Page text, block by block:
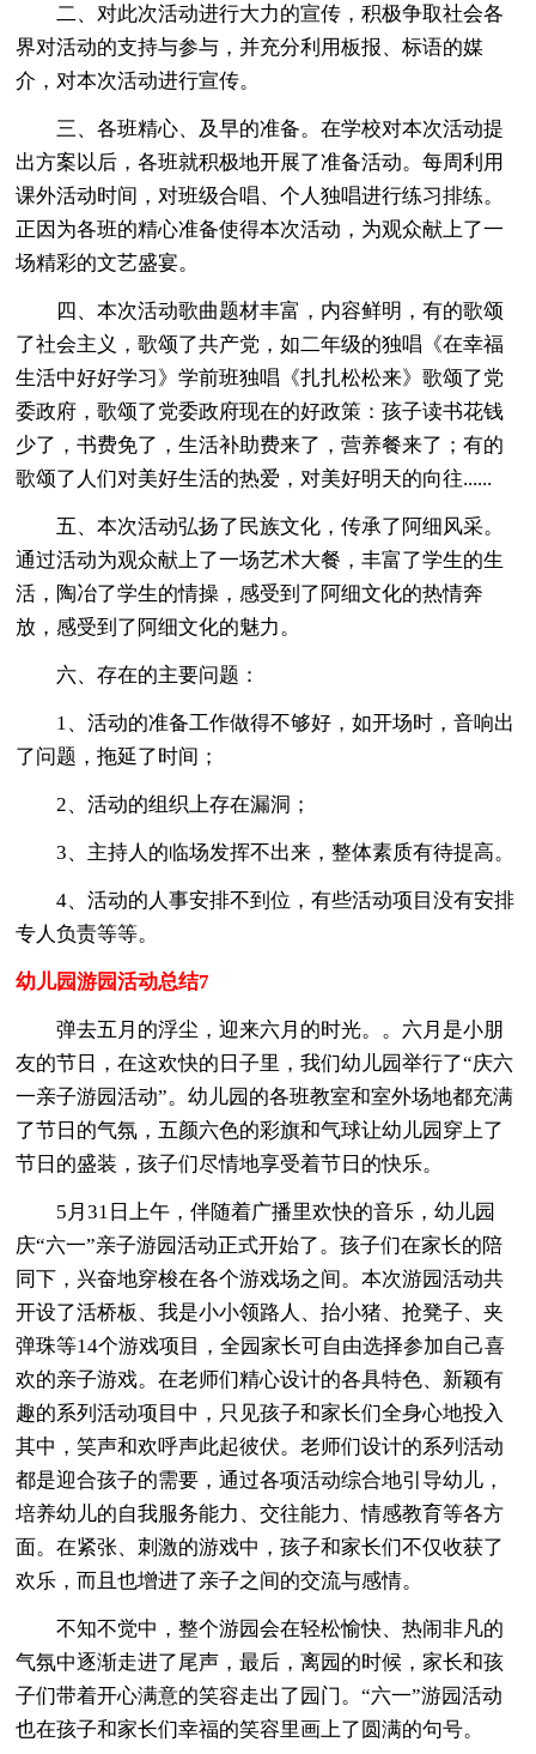
二、对此次活动进行大力的宣传，积极争取社会各
界对活动的支持与参与，并充分利用板报、标语的媒
介，对本次活动进行宣传。
三、各班精心、及早的准备。在学校对本次活动提
出方案以后，各班就积极地开展了准备活动。每周利用
课外活动时间，对班级合唱、个人独唱进行练习排练。
正因为各班的精心准备使得本次活动，为观众献上了一
场精彩的文艺盛宴。
四、本次活动歌曲题材丰富，内容鲜明，有的歌颂
了社会主义，歌颂了共产党，如二年级的独唱《在幸福
生活中好好学习》学前班独唱《扎扎松松来》歌颂了党
委政府，歌颂了党委政府现在的好政策：孩子读书花钱
少了，书费免了，生活补助费来了，营养餐来了；有的
歌颂了人们对美好生活的热爱，对美好明天的向往......
五、本次活动弘扬了民族文化，传承了阿细风采。
通过活动为观众献上了一场艺术大餐，丰富了学生的生
活，陶冶了学生的情操，感受到了阿细文化的热情奔
放，感受到了阿细文化的魅力。
六、存在的主要问题：
1、活动的准备工作做得不够好，如开场时，音响出
了问题，拖延了时间；
2、活动的组织上存在漏洞；
3、主持人的临场发挥不出来，整体素质有待提高。
4、活动的人事安排不到位，有些活动项目没有安排
专人负责等等。
幼儿园游园活动总结7
弹去五月的浮尘，迎来六月的时光。。六月是小朋
友的节日，在这欢快的日子里，我们幼儿园举行了“庆六
一亲子游园活动”。幼儿园的各班教室和室外场地都充满
了节日的气氛，五颜六色的彩旗和气球让幼儿园穿上了
节日的盛装，孩子们尽情地享受着节日的快乐。
5月31日上午，伴随着广播里欢快的音乐，幼儿园
庆“六一”亲子游园活动正式开始了。孩子们在家长的陪
同下，兴奋地穿梭在各个游戏场之间。本次游园活动共
开设了活桥板、我是小小领路人、抬小猪、抢凳子、夹
弹珠等14个游戏项目，全园家长可自由选择参加自己喜
欢的亲子游戏。在老师们精心设计的各具特色、新颖有
趣的系列活动项目中，只见孩子和家长们全身心地投入
其中，笑声和欢呼声此起彼伏。老师们设计的系列活动
都是迎合孩子的需要，通过各项活动综合地引导幼儿，
培养幼儿的自我服务能力、交往能力、情感教育等各方
面。在紧张、刺激的游戏中，孩子和家长们不仅收获了
欢乐，而且也增进了亲子之间的交流与感情。
不知不觉中，整个游园会在轻松愉快、热闹非凡的
气氛中逐渐走进了尾声，最后，离园的时候，家长和孩
子们带着开心满意的笑容走出了园门。“六一”游园活动
也在孩子和家长们幸福的笑容里画上了圆满的句号。